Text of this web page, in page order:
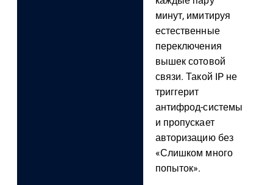
минут, имитируя
естественные
переключения
вышек сотовой
связи. Такой IP не
триггерит
антифрод-системы
и пропускает
авторизацию без
«Слишком много
попыток».